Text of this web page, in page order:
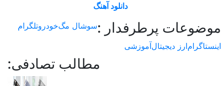
دانلود آهنگ
پرطرفدار : سوشال مگخودروتلگرام
ارز دیجیتالآموزشی
مطالب تصادفی: